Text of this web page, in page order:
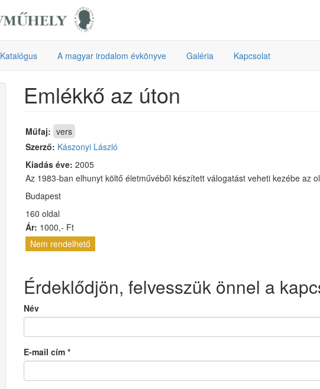
Katalógus A magyar irodalom évkönyve Galéria Kapcsolat
Emlékkő az úton
Műfaj: vers
Szerző: Kászonyi László
Kiadás éve: 2005
Az 1983-ban elhunyt költő életművéből készített válogatást veheti kezébe az
Budapest
160 oldal
Ár: 1000,- Ft
Nem rendelhető
Érdeklődjön, felvesszük önnel a
Név
E-mail cím *